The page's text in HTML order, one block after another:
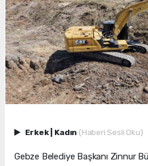
Erkek Kadın (Haberi Sesli Oku)
Gebze Belediye Başkanı Zinnur